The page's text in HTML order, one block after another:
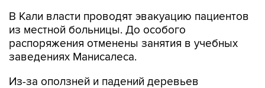
В Кали власти проводят эвакуацию пациентов
из местной больницы. До особого
распоряжения отменены занятия в учебных
заведениях Манисалеса.
Из-за оползней и падений деревьев